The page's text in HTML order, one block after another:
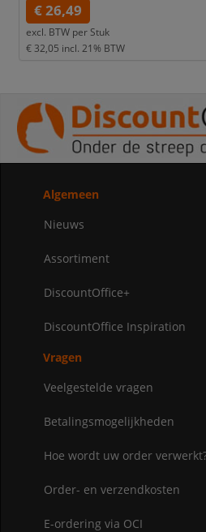
€ 26,49
excl. BTW per Stuk
€ 32,05 incl. 21% BTW
Algemeen
Nieuws
Assortiment
DiscountOffice+
DiscountOffice Inspiration
Vragen
Veelgestelde vragen
Betalingsmogelijkheden
Hoe wordt uw order
Order- en verzendkosten
E-ordering via OCI